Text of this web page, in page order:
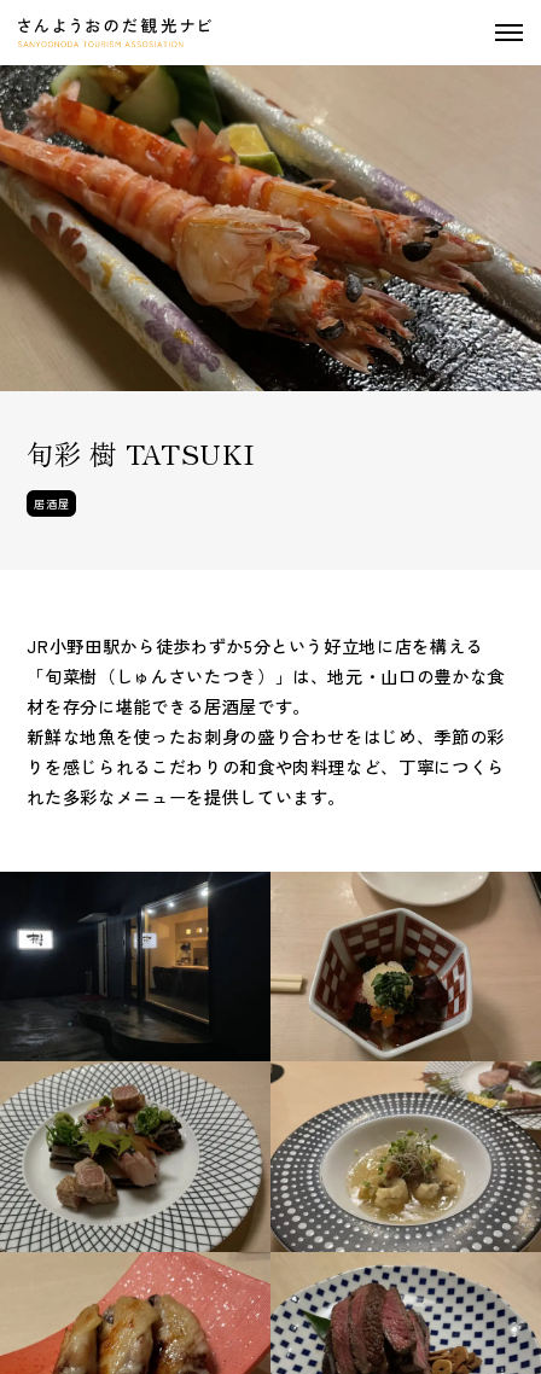
旬彩 樹 TATSUKI
居酒屋
JR小野田駅から徒歩わずか5分という好立地に店を構える
「旬菜樹（しゅんさいたつき）」は、地元・山口の豊かな食
材を存分に堪能できる居酒屋です。
新鮮な地魚を使ったお刺身の盛り合わせをはじめ、季節の彩
りを感じられるこだわりの和食や肉料理など、丁寧につくら
れた多彩なメニューを提供しています。